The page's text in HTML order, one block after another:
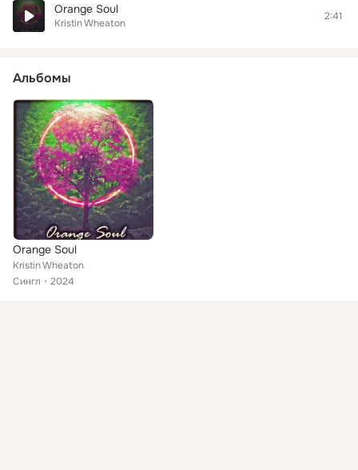
Orange Soul
Kristin Wheaton
2:41
Альбомы
Orange Soul
Kristin Wheaton
Сингл
2024